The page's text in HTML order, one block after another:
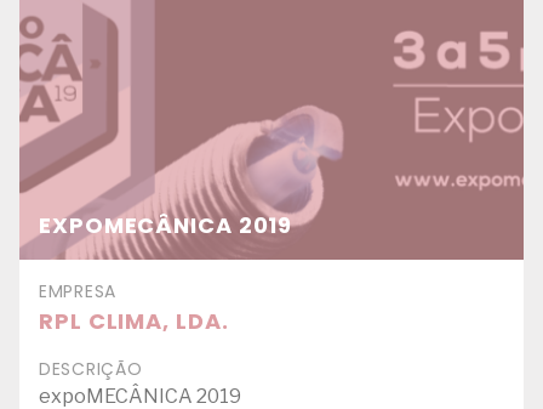
EXPOMECÂNICA 2019
EMPRESA
RPL CLIMA, LDA.
DESCRIÇÃO
expoMECÂNICA 2019